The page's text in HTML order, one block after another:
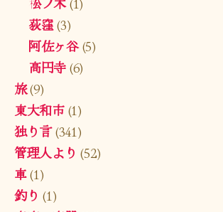
荻窪(3)
阿佐ヶ谷(5)
高円寺(6)
旅(9)
東大和市(1)
独り言(341)
管理人より (52)
車(1)
釣り (1)